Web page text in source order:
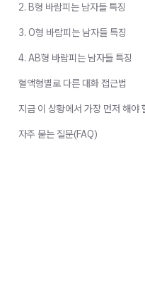
2. B형 바람피는 남자들 특징
3. O형 바람피는 남자들 특징
4. AB형 바람피는 남자들 특징
혈액형별로 다른 대화 접근법
지금 이 상황에서 가장 먼저 해야
자주 묻는 질문(FAQ)